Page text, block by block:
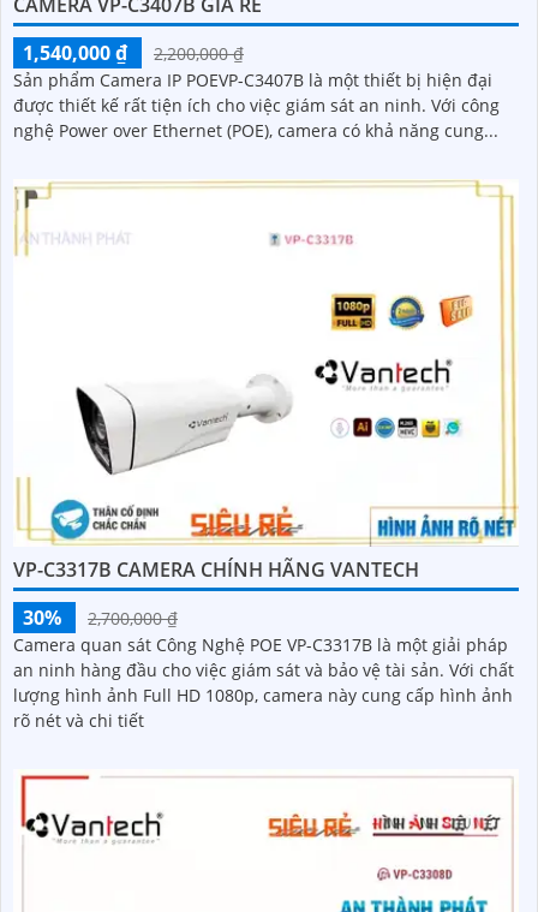
1,540,000 ₫
2,200,000 ₫
Sản phẩm Camera IP POEVP-C3407B là một thiết bị hiện đại
được thiết kế rất tiện ích cho việc giám sát an ninh. Với công
nghệ Power over Ethernet (POE), camera có khả năng cung...
VP-C3317B CAMERA CHÍNH HÃNG VANTECH
30%
2,700,000 ₫
Camera quan sát Công Nghệ POE VP-C3317B là một giải pháp
an ninh hàng đầu cho việc giám sát và bảo vệ tài sản. Với chất
lượng hình ảnh Full HD 1080p, camera này cung cấp hình ảnh
rõ nét và chi tiết